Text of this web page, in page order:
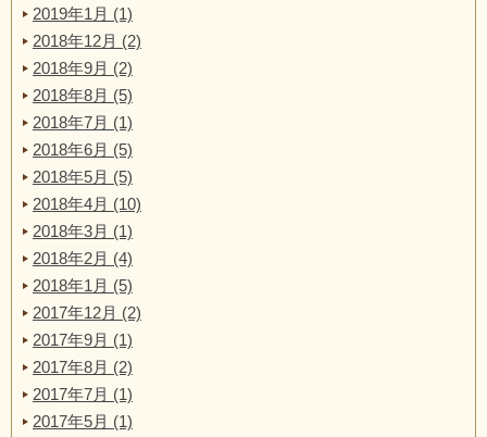
2019年1月 (1)
2018年12月 (2)
2018年9月 (2)
2018年8月 (5)
2018年7月 (1)
2018年6月 (5)
2018年5月 (5)
2018年4月 (10)
2018年3月 (1)
2018年2月 (4)
2018年1月 (5)
2017年12月 (2)
2017年9月 (1)
2017年8月 (2)
2017年7月 (1)
2017年5月 (1)